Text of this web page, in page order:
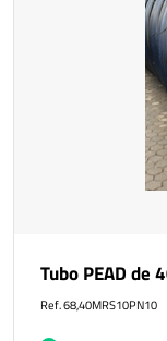
Tubo PEAD de
Ref. 68,40MRS10PN10